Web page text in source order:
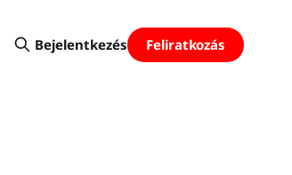
Bejelentkezés Feliratkozás